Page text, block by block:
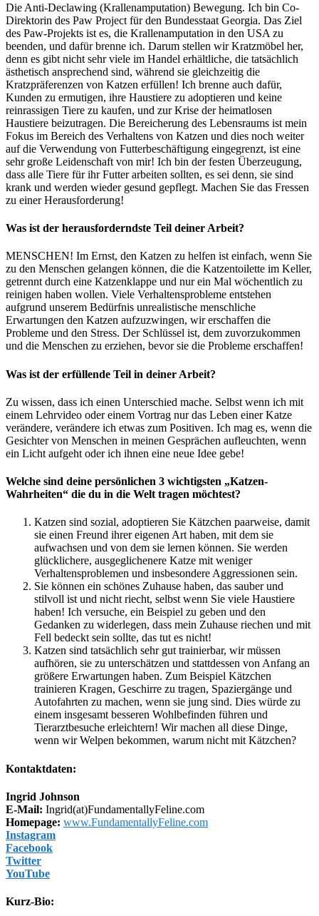
Die Anti-Declawing (Krallenamputation) Bewegung. Ich bin Co-
Direktorin des Paw Project für den Bundesstaat Georgia. Das Ziel
des Paw-Projekts ist es, die Krallenamputation in den USA zu
beenden, und dafür brenne ich. Darum stellen wir Kratzmöbel her,
denn es gibt nicht sehr viele im Handel erhältliche, die tatsächlich
ästhetisch ansprechend sind, während sie gleichzeitig die
Kratzpräferenzen von Katzen erfüllen! Ich brenne auch dafür,
Kunden zu ermutigen, ihre Haustiere zu adoptieren und keine
reinrassigen Tiere zu kaufen, und zur Krise der heimatlosen
Haustiere beizutragen. Die Bereicherung des Lebensraums ist mein
Fokus im Bereich des Verhaltens von Katzen und dies noch weiter
auf die Verwendung von Futterbeschäftigung eingegrenzt, ist eine
sehr große Leidenschaft von mir! Ich bin der festen Überzeugung,
dass alle Tiere für ihr Futter arbeiten sollten, es sei denn, sie sind
krank und werden wieder gesund gepflegt. Machen Sie das Fressen
zu einer Herausforderung!
Was ist der herausforderndste Teil deiner Arbeit?
MENSCHEN! Im Ernst, den Katzen zu helfen ist einfach, wenn Sie
zu den Menschen gelangen können, die die Katzentoilette im Keller,
getrennt durch eine Katzenklappe und nur ein Mal wöchentlich zu
reinigen haben wollen. Viele Verhaltensprobleme entstehen
aufgrund unserem Bedürfnis unrealistische menschliche
Erwartungen den Katzen aufzuzwingen, wir erschaffen die
Probleme und den Stress. Der Schlüssel ist, dem zuvorzukommen
und die Menschen zu erziehen, bevor sie die Probleme erschaffen!
Was ist der erfüllende Teil in deiner Arbeit?
Zu wissen, dass ich einen Unterschied mache. Selbst wenn ich mit
einem Lehrvideo oder einem Vortrag nur das Leben einer Katze
verändere, verändere ich etwas zum Positiven. Ich mag es, wenn die
Gesichter von Menschen in meinen Gesprächen aufleuchten, wenn
ein Licht aufgeht oder ich ihnen eine neue Idee gebe!
Welche sind deine persönlichen 3 wichtigsten „Katzen-
Wahrheiten“ die du in die Welt tragen möchtest?
Katzen sind sozial, adoptieren Sie Kätzchen paarweise, damit
sie einen Freund ihrer eigenen Art haben, mit dem sie
aufwachsen und von dem sie lernen können. Sie werden
glücklichere, ausgeglichenere Katze mit weniger
Verhaltensproblemen und insbesondere Aggressionen sein.
Sie können ein schönes Zuhause haben, das sauber und
stilvoll ist und nicht riecht, selbst wenn Sie viele Haustiere
haben! Ich versuche, ein Beispiel zu geben und den
Gedanken zu widerlegen, dass mein Zuhause riechen und mit
Fell bedeckt sein sollte, das tut es nicht!
Katzen sind tatsächlich sehr gut trainierbar, wir müssen
aufhören, sie zu unterschätzen und stattdessen von Anfang an
größere Erwartungen haben. Zum Beispiel Kätzchen
trainieren Kragen, Geschirre zu tragen, Spaziergänge und
Autofahrten zu machen, wenn sie jung sind. Dies würde zu
einem insgesamt besseren Wohlbefinden führen und
Tierarztbesuche erleichtern! Wir machen all diese Dinge,
wenn wir Welpen bekommen, warum nicht mit Kätzchen?
Kontaktdaten:
Ingrid Johnson
E-Mail: Ingrid(at)FundamentallyFeline.com
Homepage: www.FundamentallyFeline.com
Instagram
Facebook
Twitter
YouTube
Kurz-Bio: